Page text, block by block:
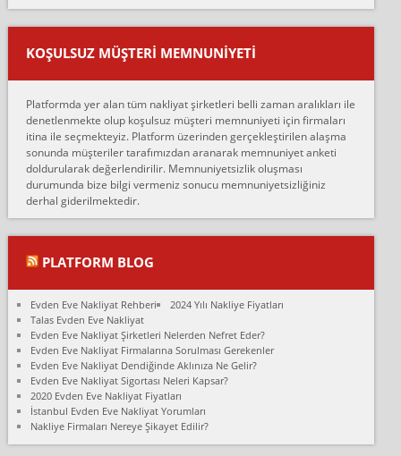
mehmet güldü:
Ankara ALİCANLAR NAKLİYAT Tutarsız ve ticari ahlak problemleri
var verdikleri fiyat teklifini arttırdılar. Sonrasında taşıma gününde
oldukça tutarsı...
Ankara Alicanlar naklyat tel 5465524025. 2600 TL'ye ankaradan
Konya ya Alicanlar naklyat la anlaştık bu şahıs evin taşınacağı gün
fiyatın mazoto gele...
Fatih kokmese:
Diyarbakır dan eşyamı getirtmek için anlaştım sözleşme yaptım.
Son anda fiyat artırdılar.. mecburiyetten tasittim.. bu kişiler ağrılı
Ali:
olduk. Asansörlü dediler sonra uraya asansör kurulmaz dediler
fark istediler. ortada asa...
Nimet:
Ben 2021 Ağustos ilk haftası Evimi taşıdım yani İstanbul'un bir
Mahallesi'nden bir başka Mahallesi'ne yani Ümraniye bölgesinde
oturuyorum önceleri ara...
Nimet Köse:
Merhaba ben 2021 Ağustos ilk haftası evimi Ümraniye'den Çok
KOŞULSUZ MÜŞTERI MEMNUNIYETI
Platformda yer alan tüm nakliyat şirketleri belli zaman aralıkları ile
denetlenmekte olup koşulsuz müşteri memnuniyeti için firmaları
itina ile seçmekteyiz. Platform üzerinden gerçekleştirilen alaşma
sonunda müşteriler tarafımızdan aranarak memnuniyet anketi
doldurularak değerlendirilir. Memnuniyetsizlik oluşması
durumunda bize bilgi vermeniz sonucu memnuniyetsizliğiniz
derhal giderilmektedir.
PLATFORM BLOG
Evden Eve Nakliyat Rehberi
2024 Yılı Nakliye Fiyatları
Talas Evden Eve Nakliyat
Evden Eve Nakliyat Şirketleri Nelerden Nefret Eder?
Evden Eve Nakliyat Firmalarına Sorulması Gerekenler
Evden Eve Nakliyat Dendiğinde Aklınıza Ne Gelir?
Evden Eve Nakliyat Sigortası Neleri Kapsar?
2020 Evden Eve Nakliyat Fiyatları
İstanbul Evden Eve Nakliyat Yorumları
Nakliye Firmaları Nereye Şikayet Edilir?